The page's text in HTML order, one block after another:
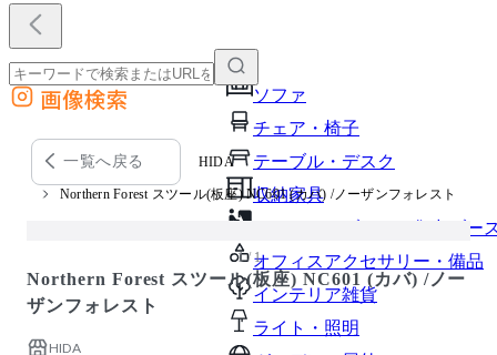
ソファ
チェア・椅子
テーブル・デスク
収納家具
パーソナルブース・集中ブー
オフィスアクセサリー・備品
インテリア雑貨
ライト・照明
外部サイトの商品をカートに追加
他のサイトで見つけた商品ページのURLを貼り付けて、カートに追加できます
画像検索
一覧へ戻る HIDA
Northern Forest スツール(板座) NC601 (カバ) /ノーザンフォレスト
1 / 1
Northern Forest スツール(板座) NC601 (カバ) /ノー
ザンフォレスト
HIDA